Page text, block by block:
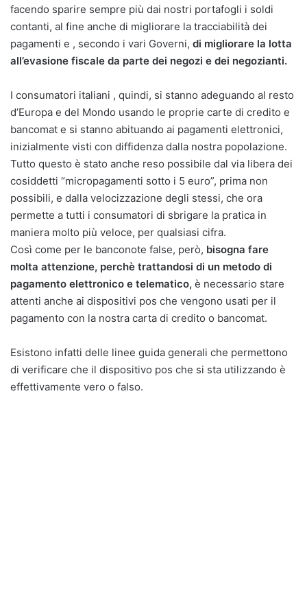
facendo sparire sempre più dai nostri portafogli i soldi
contanti, al fine anche di migliorare la tracciabilità dei
pagamenti e , secondo i vari Governi, di migliorare la lotta
all’evasione fiscale da parte dei negozi e dei negozianti.
I consumatori italiani , quindi, si stanno adeguando al resto
d’Europa e del Mondo usando le proprie carte di credito e
bancomat e si stanno abituando ai pagamenti elettronici,
inizialmente visti con diffidenza dalla nostra popolazione.
Tutto questo è stato anche reso possibile dal via libera dei
cosiddetti “micropagamenti sotto i 5 euro”, prima non
possibili, e dalla velocizzazione degli stessi, che ora
permette a tutti i consumatori di sbrigare la pratica in
maniera molto più veloce, per qualsiasi cifra.
Così come per le banconote false, però, bisogna fare
molta attenzione, perchè trattandosi di un metodo di
pagamento elettronico e telematico, è necessario stare
attenti anche ai dispositivi pos che vengono usati per il
pagamento con la nostra carta di credito o bancomat.
Esistono infatti delle linee guida generali che permettono
di verificare che il dispositivo pos che si sta utilizzando è
effettivamente vero o falso.